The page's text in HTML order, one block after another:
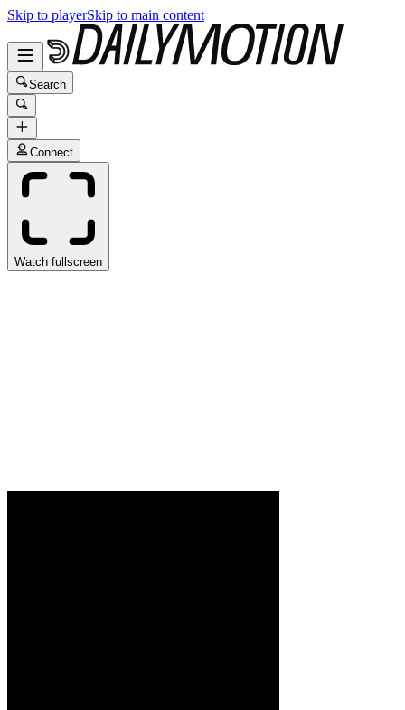
Skip to playerSkip to main content
Search
Connect
Watch fullscreen